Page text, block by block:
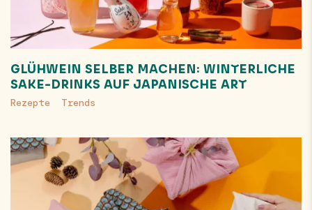
GLÜHWEIN SELBER MACHEN: WINTERLICHE
SAKE-DRINKS AUF JAPANISCHE ART
Rezepte Trends